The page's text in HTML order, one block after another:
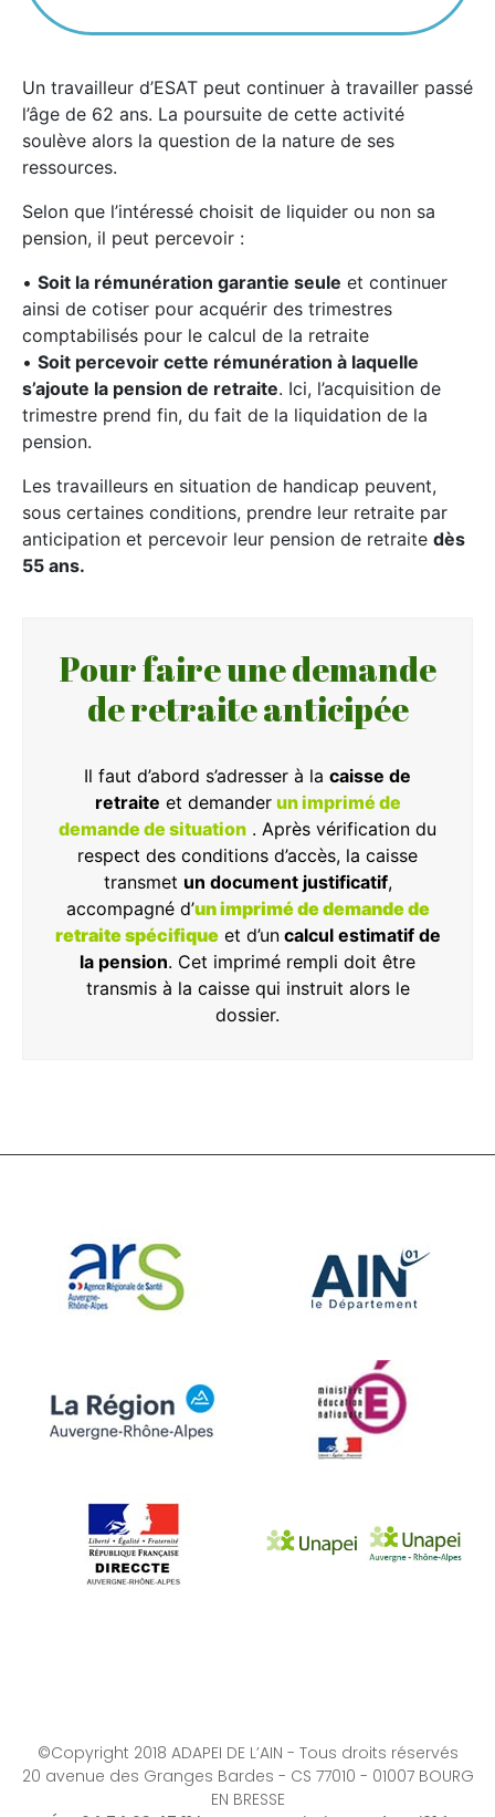
Un travailleur d’ESAT peut continuer à travailler passé
l’âge de 62 ans. La poursuite de cette activité
soulève alors la question de la nature de ses
ressources.
Selon que l’intéressé choisit de liquider ou non sa
pension, il peut percevoir :
• Soit la rémunération garantie seule et continuer
ainsi de cotiser pour acquérir des trimestres
comptabilisés pour le calcul de la retraite
• Soit percevoir cette rémunération à laquelle
s’ajoute la pension de retraite. Ici, l’acquisition de
trimestre prend fin, du fait de la liquidation de la
pension.
Les travailleurs en situation de handicap peuvent,
sous certaines conditions, prendre leur retraite par
anticipation et percevoir leur pension de retraite dès
55 ans.
Pour faire une demande
de retraite anticipée
Il faut d’abord s’adresser à la caisse de
retraite et demander un imprimé de
demande de situation . Après vérification du
respect des conditions d’accès, la caisse
transmet un document justificatif,
accompagné d’un imprimé de demande de
retraite spécifiqueet d’uncalcul estimatif de
la pension. Cet imprimé rempli doit être
transmis à la caisse qui instruit alors le
dossier.
©Copyright 2018 ADAPEI DE L’AIN - Tous droits réservés
20 avenue des Granges Bardes - CS 77010 - 01007 BOURG
EN BRESSE